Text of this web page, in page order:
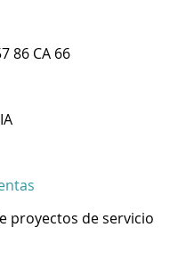
86 CA 66
proyectos de servicio